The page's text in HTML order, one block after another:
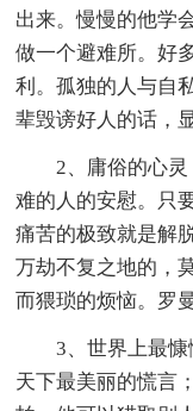
出来。慢慢的他学
做一个避难所。好
利。孤独的人与自
辈毁谤好人的话，
2、庸俗的心
难的人的安慰。只
痛苦的极致就是解
万劫不复之地的，
而猥琐的烦恼。罗
3、世界上最
天下最美丽的慌言